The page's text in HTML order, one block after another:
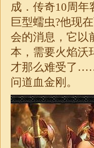
成．传奇10周
巨型蠕虫?他现
会的消息，它以
本，需要火焰沃
才那么难受了
问道血金刚。